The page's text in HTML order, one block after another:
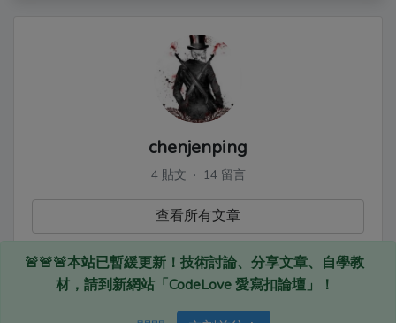
chenjenping
4 貼文 · 14 留言
查看所有文章
🚨🚨🚨本站已暫緩更新！技術討論、分享文章、自學教
材，請到新網站「CodeLove 愛寫扣論壇」！